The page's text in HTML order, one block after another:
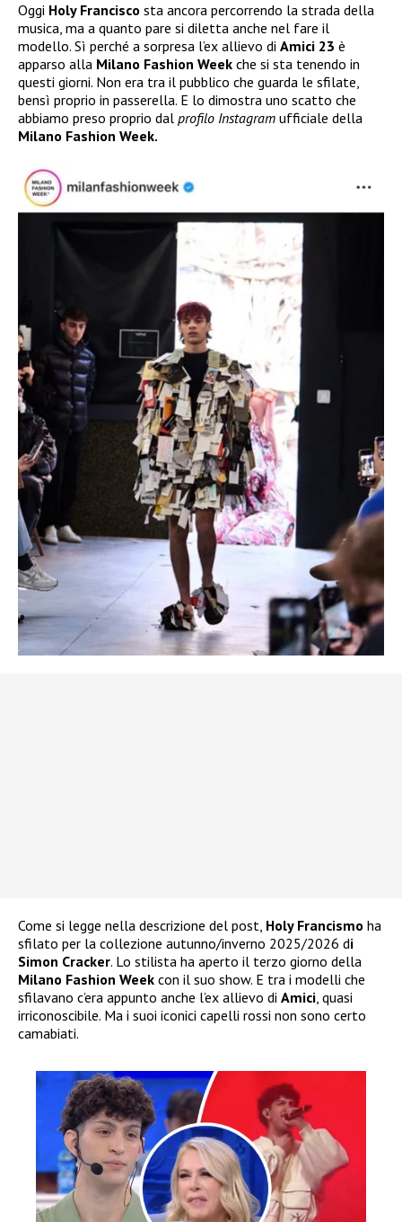
Oggi Holy Francisco sta ancora percorrendo la strada della
musica, ma a quanto pare si diletta anche nel fare il
modello. Sì perché a sorpresa l’ex allievo di Amici 23 è
apparso alla Milano Fashion Week che si sta tenendo in
questi giorni. Non era tra il pubblico che guarda le sfilate,
bensì proprio in passerella. E lo dimostra uno scatto che
abbiamo preso proprio dal profilo Instagram ufficiale della
Milano Fashion Week.
Come si legge nella descrizione del post, Holy Francismo ha
sfilato per la collezione autunno/inverno 2025/2026 di
Simon Cracker. Lo stilista ha aperto il terzo giorno della
Milano Fashion Week con il suo show. E tra i modelli che
sfilavano c’era appunto anche l’ex allievo di Amici , quasi
irriconoscibile. Ma i suoi iconici capelli rossi non sono certo
camabiati.